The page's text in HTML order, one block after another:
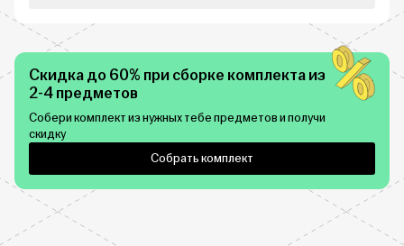
Скидка до 60% при сборке комплекта из
2-4 предметов
Собери комплект из нужных тебе предметов и получи
скидку
Собрать комплект